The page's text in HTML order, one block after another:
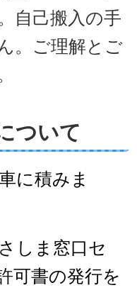
自己搬入の手
。ご理解とご
ついて
に積みま
しま窓口セ
可書の発行を